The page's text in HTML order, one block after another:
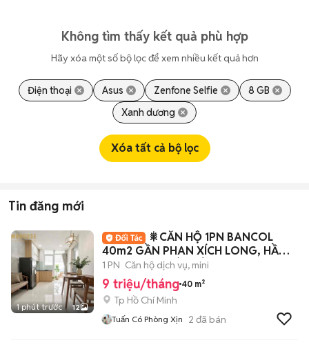
Không tìm thấy kết quả phù hợp
Hãy xóa một số bộ lọc để xem nhiều kết quả hơn
Điện thoại Asus Zenfone Selfie
8 GB
Xanh dương
Xóa tất cả bộ lọc
Tin đăng mới
1 phút trước 12
🎇CĂN HỘ 1PN BANCOL
40m2 GẦN PHAN XÍCH LONG, HẦM
XE, THANG MÁY, BẢO VỆ
1 PN Căn hộ dịch vụ, mini
9 triệu/tháng 40 m²
Tp Hồ Chí Minh
Tuấn Có Phòng Xịn 2 đã bán